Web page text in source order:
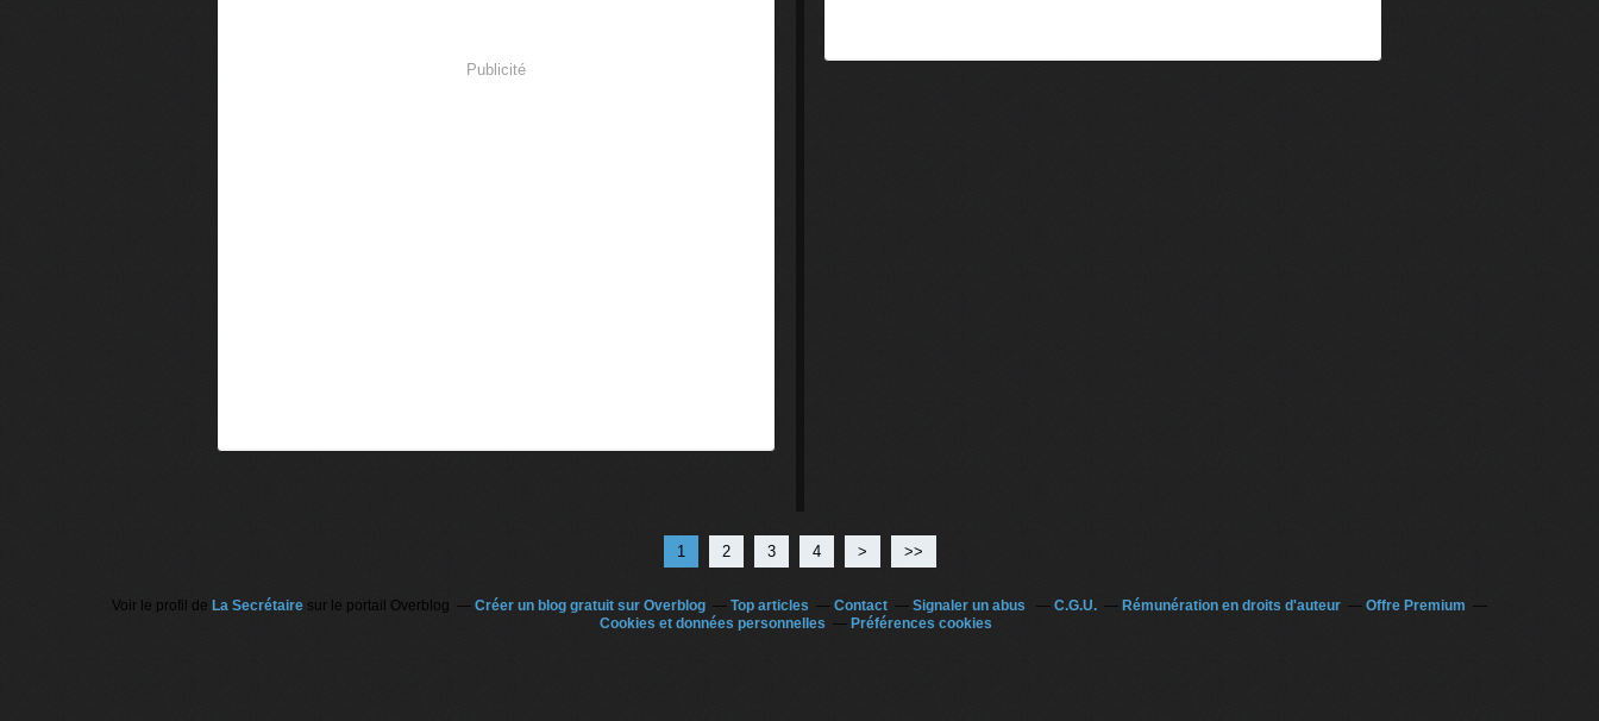
Publicité
1 2 3 4 > >>
Voir le profil de La Secrétaire sur le portail Overblog Créer un blog gratuit sur Overblog Top articles Contact Signaler un abus C.G.U. Rémunération en droits d'auteur
Offre Premium
Cookies et données personnelles
Préférences cookies